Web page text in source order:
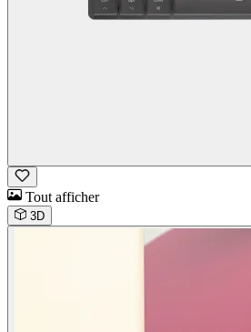
Tout afficher
3D